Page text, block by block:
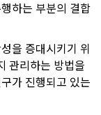
문제에 “개인
하여 우수작을
나 또는 솔루션
경연대회 또는
츠를 포함한 온
위하여 개인정보
수집한 개인정
하는 부분의 결합
을 증대시키기 위
관리하는 방법을
가 진행되고 있는